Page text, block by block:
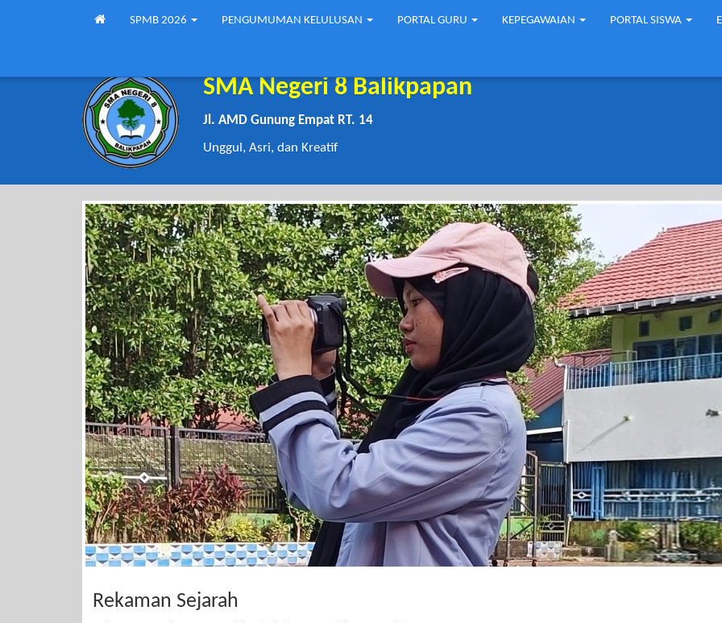
SPMB 2026 PENGUMUMAN KELULUSAN PORTAL GURU KEPEGAWAIAN PORTAL SISWA
SMA Negeri 8 Balikpapan
Jl. AMD Gunung Empat RT. 14
Unggul, Asri, dan Kreatif
Rekaman Sejarah